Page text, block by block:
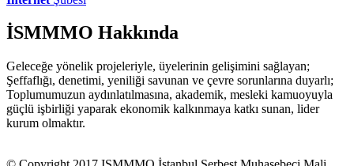
İSMMMO Hakkında
Geleceğe yönelik projeleriyle, üyelerinin gelişimini sağlayan;
Şeffaflığı, denetimi, yeniliği savunan ve çevre sorunlarına duyarlı;
Toplumumuzun aydınlatılmasına, akademik, mesleki kamuoyuyla
güçlü işbirliği yaparak ekonomik kalkınmaya katkı sunan, lider
kurum olmaktır.